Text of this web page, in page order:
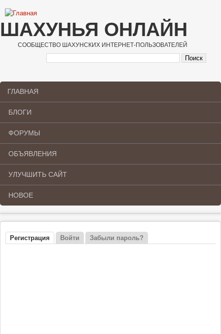
Перейти к основному содержанию
ШАХУНЬЯ ОНЛАЙН
СООБЩЕСТВО ШАХУНСКИХ ИНТЕРНЕТ-ПОЛЬЗОВАТЕЛЕЙ
Main menu
ГЛАВНАЯ
БЛОГИ
ФОРУМЫ
ОБЪЯВЛЕНИЯ
УЛУЧШИТЬ САЙТ
НОВОЕ
Главные вкладки
Регистрация (активная вкладка)
Войти Забыли пароль?